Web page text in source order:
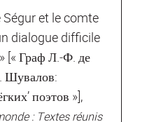
Ségur et le comte
dialogue difficile
[« Граф Л.‐Ф. де
Шувалов:
поэтов »],
: Textes réunis